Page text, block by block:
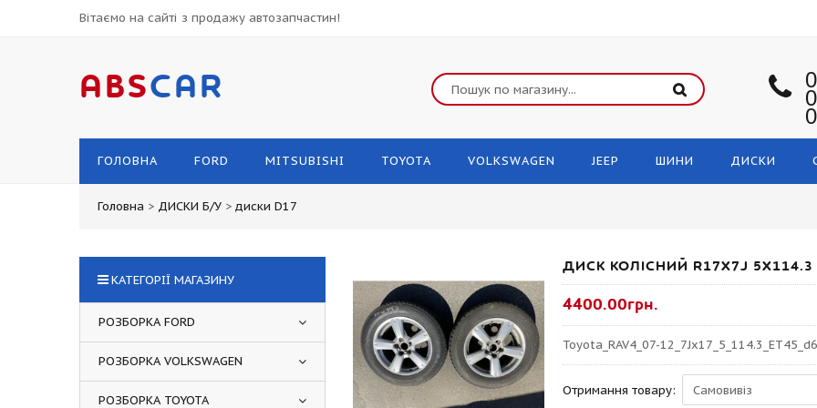
Вітаємо на сайті з продажу автозапчастин!
ABSCAR
ГОЛОВНА FORD MITSUBISHI TOYOTA VOLKSWAGEN JEEP ШИНИ ДИСКИ
Головна > ДИСКИ Б/У > диски D17
ДИСК КОЛІСНИЙ R17Х7J 5X114.3
4400.00грн.
Toyota_RAV4_07-
Отримання товару:
КАТЕГОРІЇ МАГАЗИНУ
РОЗБОРКА FORD
РОЗБОРКА VOLKSWAGEN
РОЗБОРКА TOYOTA